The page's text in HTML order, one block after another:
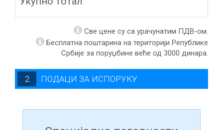
Све цене су са урачунатим ПДВ-ом.
Бесплатна поштарина на територији Републике
Србије за поруџбине веће од 3000 динара.
2. ПОДАЦИ ЗА ИСПОРУКУ